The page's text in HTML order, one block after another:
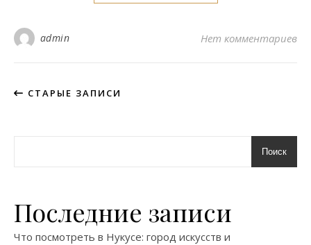
admin Нет комментариев
СТАРЫЕ ЗАПИСИ
Поиск
Последние записи
Что посмотреть в Нукусе: город искусств и